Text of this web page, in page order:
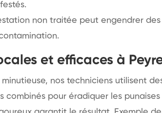
non traitée peut engendrer
et efficaces à
nos techniciens utilisent
combinés pour éradiquer les